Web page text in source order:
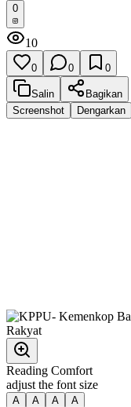
0
10
0 0 0
Salin
Bagikan
Screenshot
Dengarkan
Reading Comfort
adjust the font size
A A A A